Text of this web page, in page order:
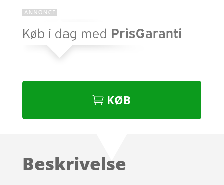
KØB
Beskrivelse